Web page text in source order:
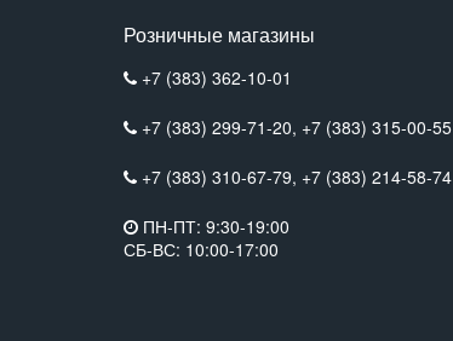
Розничные магазины
+7 (383) 362-10-01
+7 (383) 299-71-20, +7 (383) 315-00-55
+7 (383) 310-67-79, +7 (383) 214-58-74
ПН-ПТ: 9:30-19:00
СБ-ВС: 10:00-17:00